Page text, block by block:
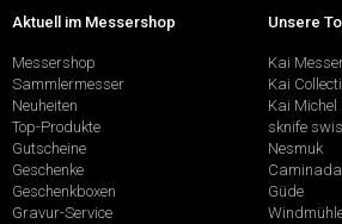
Aktuell im Messershop
Messershop
Sammlermesser
Neuheiten
Top-Produkte
Gutscheine
Geschenke
Geschenkboxen
Gravur-Service
Unsere
Kai
Kai
Kai Michel
sknife
Nesmuk
Güde